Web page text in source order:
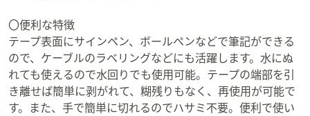
〇便利な特徴
テープ表面にサインペン、ボールペンなどで筆記ができる
ので、ケーブルのラベリングなどにも活躍します。水にぬ
れても使えるので水回りでも使用可能。テープの端部を引
き離せば簡単に剥がれて、糊残りもなく、再使用が可能で
す。また、手で簡単に切れるのでハサミ不要。便利で使い